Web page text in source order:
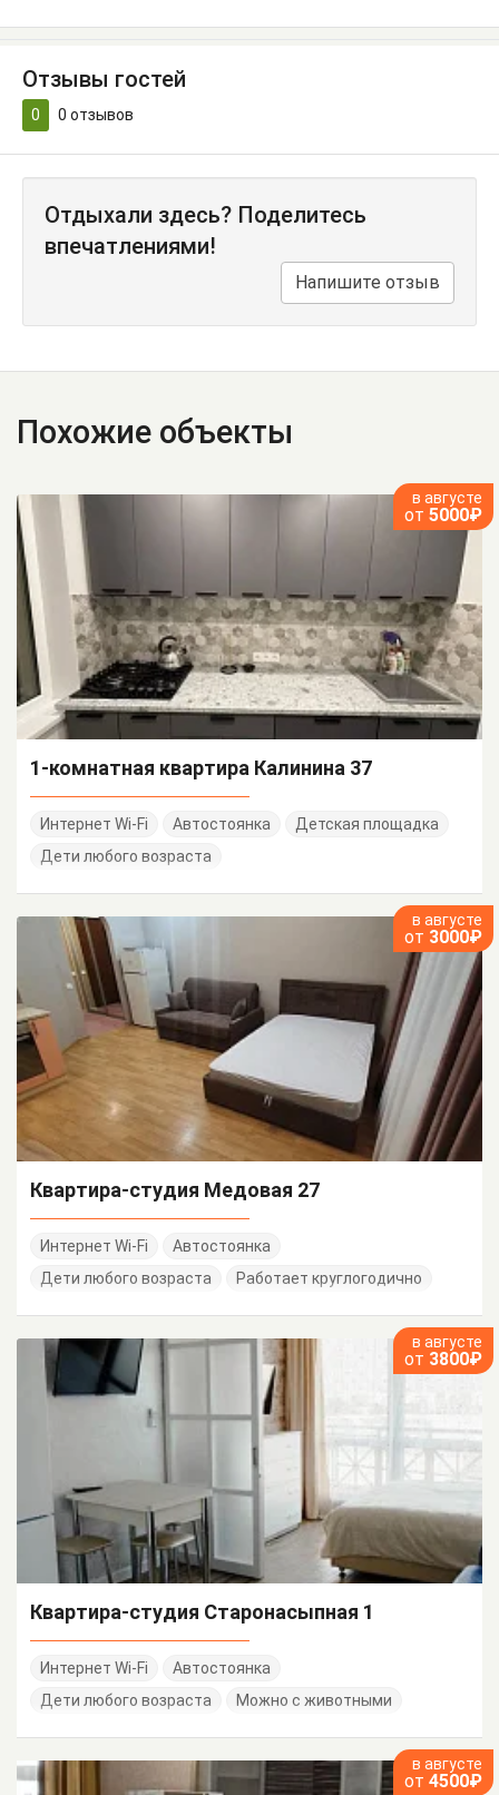
Отзывы гостей
0 0 отзывов
Отдыхали здесь? Поделитесь
впечатлениями!
Напишите отзыв
Похожие объекты
в августе
от 5000₽
1-комнатная квартира Калинина 37
Интернет Wi-Fi Автостоянка
Детская площадка
Дети любого возраста
в августе
от 3000₽
Квартира-студия Медовая 27
Интернет Wi-Fi
Автостоянка
Дети любого возраста
Работает круглогодично
в августе
от 3800₽
Квартира-студия Старонасыпная 1
Интернет Wi-Fi
Автостоянка
Дети любого возраста
Можно с животными
в августе
от 4500₽